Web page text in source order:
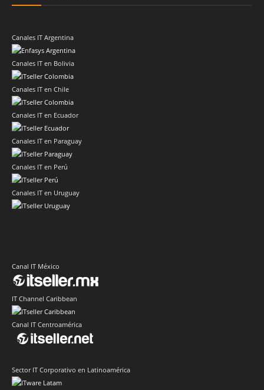
Canales IT Argentina
Canales IT en Bolivia
Canales IT en Chile
Canales IT en Ecuador
Canales IT en Paraguay
Canales IT en Perú
Canales IT en Uruguay
Canal IT México
IT Channel Caribbean
Canal IT Centroamérica
Sector IT Corporativo en Latinoamérica